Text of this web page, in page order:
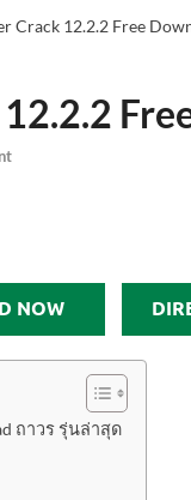
Crack 12.2.2 Free
NOW
ถาวร รุ่นล่าสุด